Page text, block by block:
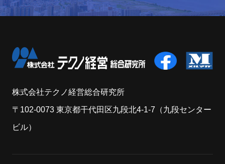
株式会社テクノ経営総合研究所
〒102-0073 東京都干代田区九段北4-1-7（九段センター
ビル）